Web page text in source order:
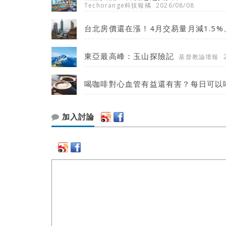
Techorange科技報橘 2026/08/08
台北房價還在漲！4月交易量月減
東亞最高峰：玉山探險記 基督教論壇報
喝咖啡對心血管有益還有害？每日可
加入討論